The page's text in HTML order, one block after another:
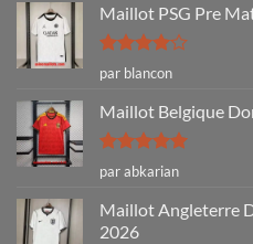
Maillot PSG Pre
Note4
sur 5
par blancon
Maillot Belgique
Note5sur
5
par abkarian
Maillot Angleterre
2026